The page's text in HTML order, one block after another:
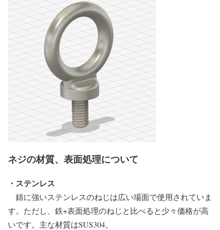
ネジの材質、表面処理について
・ステンレス
錆に強いステンレスのねじは広い場面で使用されていま
す。ただし、鉄+表面処理のねじと比べると少々価格が高
いです。主な材質はSUS304。